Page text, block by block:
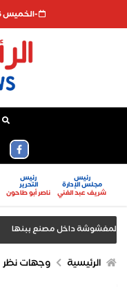
-الخميس 6 أغسطس, 2026
رئيس
مجلس الإدارة
شريف عبد الغني
رئيس
التحرير
ناصر أبو طاحون
داخل مصنع ببنها
الرئيسية وجهات نظر